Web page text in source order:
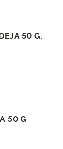
50 G.
50 G